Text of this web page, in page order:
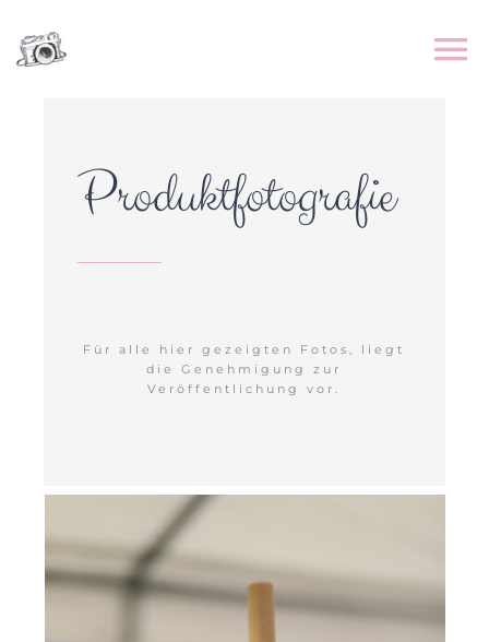
Inhalt
springen
Produktfotografie
Für alle hier gezeigten Fotos, liegt
die Genehmigung zur
Veröffentlichung vor.